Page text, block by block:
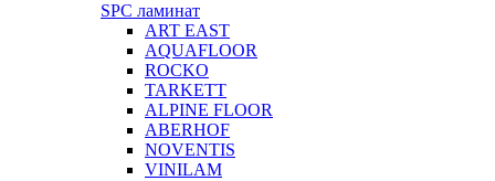
SPC ламинат
ART EAST
AQUAFLOOR
ROCKO
TARKETT
ALPINE FLOOR
ABERHOF
NOVENTIS
VINILAM